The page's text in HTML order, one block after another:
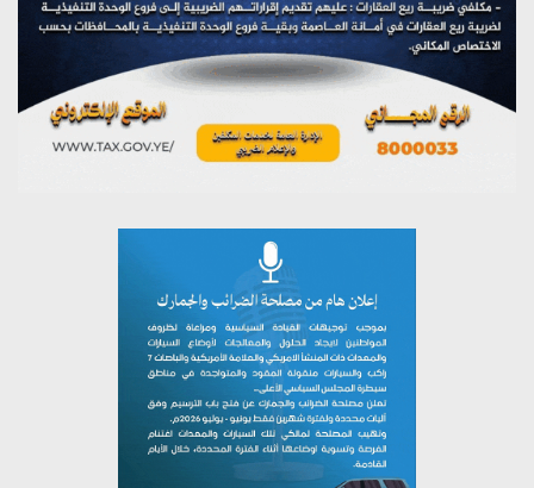
تستمعون لبرنامج (مع السيد القائد)
يوليو 26, 2026